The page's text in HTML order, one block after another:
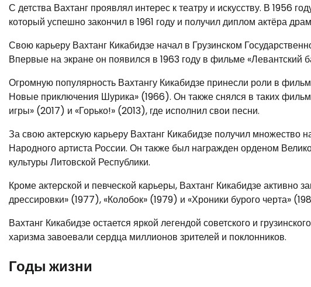
С детства Вахтанг проявлял интерес к театру и искусству. В 1956
который успешно закончил в 1961 году и получил диплом актёра
Свою карьеру Вахтанг Кикабидзе начал в Грузинском
Впервые на экране он появился в 1963 году в фильме «Левантский
Огромную популярность Вахтангу Кикабидзе принесли роли в
Новые приключения Шурика» (1966). Он также снялся в таких
игры» (2017) и «Горько!» (2013), где исполнил свои песни.
За свою актерскую карьеру Вахтанг Кикабидзе получил множество
Народного артиста России. Он также был награжден орденом
культуры Литовской Республики.
Кроме актерской и певческой карьеры, Вахтанг Кикабидзе
дрессировки» (1977), «Колобок» (1979) и «Хроники бурого черта»
Вахтанг Кикабидзе остается яркой легендой советского и
харизма завоевали сердца миллионов зрителей и поклонников.
Годы жизни